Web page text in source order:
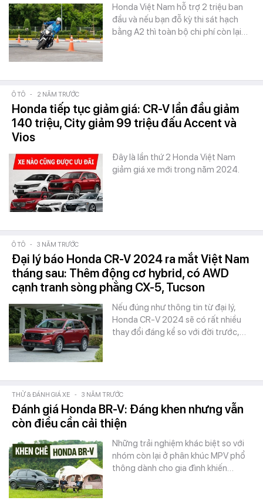
Honda Việt Nam hỗ trợ 2 triệu ban
đầu và nếu bạn đỗ kỳ thi sát hạch
bằng A2 thì toàn bộ chi phí còn lại…
Ô TÔ - 2 NĂM TRƯỚC
Honda tiếp tục giảm giá: CR-V lần đầu giảm
140 triệu, City giảm 99 triệu đấu Accent và
Vios
Đây là lần thứ 2 Honda Việt Nam
giảm giá xe mới trong năm 2024.
Ô TÔ - 3 NĂM TRƯỚC
Đại lý báo Honda CR-V 2024 ra mắt Việt Nam
tháng sau: Thêm động cơ hybrid, có AWD
cạnh tranh sòng phẳng CX-5, Tucson
Nếu đúng như thông tin từ đại lý,
Honda CR-V 2024 sẽ có rất nhiều
thay đổi đáng kể so với đời trước,…
THỬ & ĐÁNH GIÁ XE - 3 NĂM TRƯỚC
Đánh giá Honda BR-V: Đáng khen nhưng vẫn
còn điều cần cải thiện
Những trải nghiệm khác biệt so với
nhóm còn lại ở phân khúc MPV phổ
thông dành cho gia đình khiến…